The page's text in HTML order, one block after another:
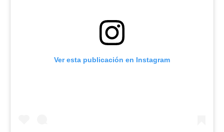
Ver esta publicación en Instagram